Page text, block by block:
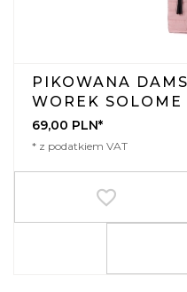
PIKOWANA
WOREK SOLOME
69,00 PLN*
* z podatkiem VAT